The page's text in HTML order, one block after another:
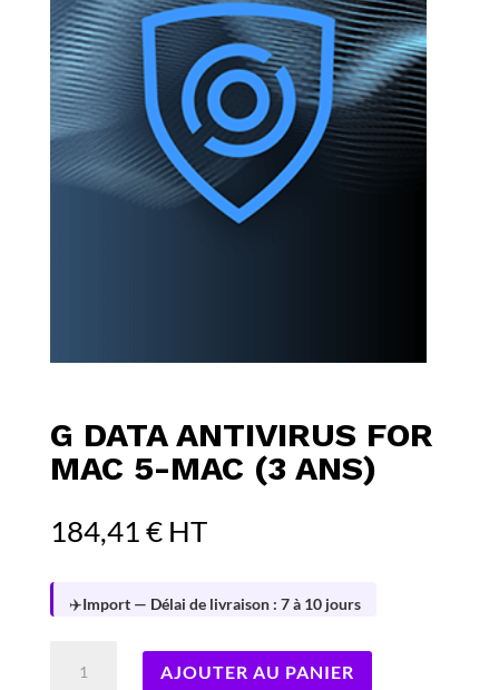
G DATA ANTIVIRUS FOR
MAC 5-MAC (3 ANS)
184,41€ HT
✈️Import — Délai de livraison : 7 à 10 jours
AJOUTER AU PANIER